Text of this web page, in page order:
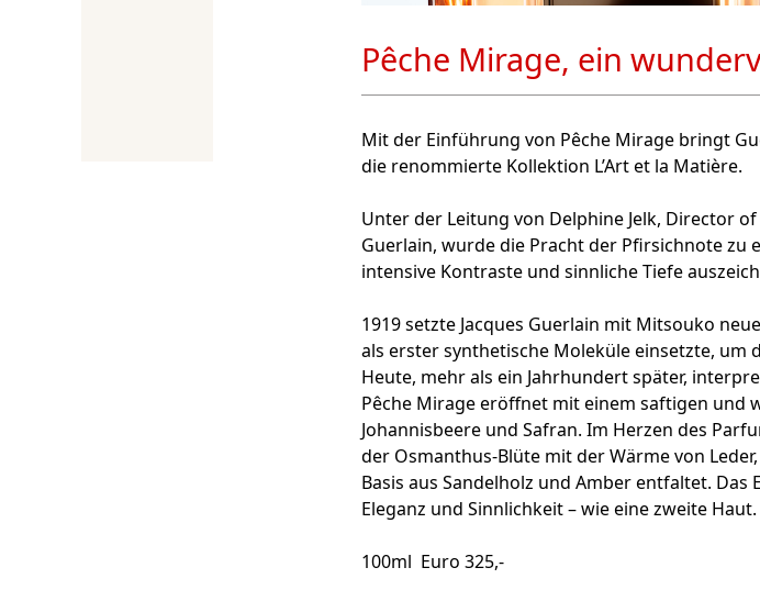
Pêche Mirage, ein
Mit der Einführung von Pêche Mirage bringt
die renommierte Kollektion L’Art et la Matière.
Unter der Leitung von Delphine Jelk, Director
Guerlain, wurde die Pracht der Pfirsichnote zu
intensive Kontraste und sinnliche Tiefe
1919 setzte Jacques Guerlain mit Mitsouko
als erster synthetische Moleküle einsetzte, um
Heute, mehr als ein Jahrhundert später,
Pêche Mirage eröffnet mit einem saftigen und
Johannisbeere und Safran. Im Herzen des
der Osmanthus-Blüte mit der Wärme von
Basis aus Sandelholz und Amber entfaltet.
Eleganz und Sinnlichkeit – wie eine zweite Haut.
100ml Euro 325,-